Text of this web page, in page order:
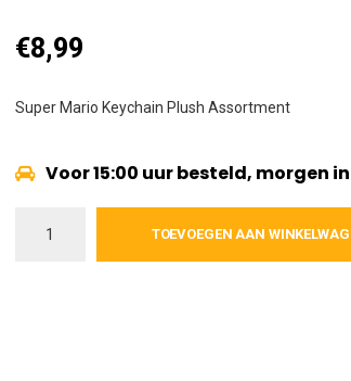
€8,99
Super Mario Keychain Plush Assortment
Voor 15:00 uur besteld, morgen
TOEVOEGEN AAN